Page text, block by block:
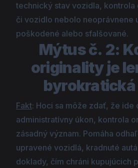
technický stav vozidla,
či vozidlo nebolo neoprávnene
poškodené alebo sfalšované.
Mýtus č. 2:
originality je
Fakt: Hoci sa môže zdať, že ide
administratívny úkon, kontrola
zásadný význam. Pomáha
upravené vozidlá, kradnuté
doklady, čím chráni kupujúcich